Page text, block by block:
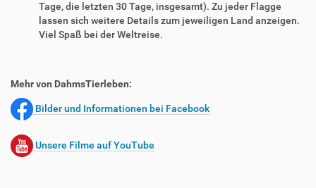
Tage, die letzten 30 Tage, insgesamt). Zu jeder Flagge
lassen sich weitere Details zum jeweiligen Land anzeigen.
Viel Spaß bei der Weltreise.
Mehr von DahmsTierleben:
Bilder und Informationen bei Facebook
Unsere Filme auf YouTube